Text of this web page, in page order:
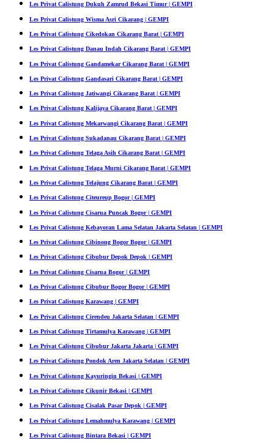
Les Privat Calistung Dukuh Zamrud Bekasi Timur | GEMPI
Les Privat Calistung Wisma Asri Cikarang | GEMPI
Les Privat Calistung Cikedokan Cikarang Barat | GEMPI
Les Privat Calistung Danau Indah Cikarang Barat | GEMPI
Les Privat Calistung Gandamekar Cikarang Barat | GEMPI
Les Privat Calistung Gandasari Cikarang Barat | GEMPI
Les Privat Calistung Jatiwangi Cikarang Barat | GEMPI
Les Privat Calistung Kalijaya Cikarang Barat | GEMPI
Les Privat Calistung Mekarwangi Cikarang Barat | GEMPI
Les Privat Calistung Sukadanau Cikarang Barat | GEMPI
Les Privat Calistung Telaga Asih Cikarang Barat | GEMPI
Les Privat Calistung Telaga Murni Cikarang Barat | GEMPI
Les Privat Calistung Telajung Cikarang Barat | GEMPI
Les Privat Calistung Citeureup Bogor | GEMPI
Les Privat Calistung Cisarua Puncak Bogor | GEMPI
Les Privat Calistung Kebayoran Lama Selatan Jakarta Selatan | GEMPI
Les Privat Calistung Cibinong Bogor Bogor | GEMPI
Les Privat Calistung Cibubur Depok Depok | GEMPI
Les Privat Calistung Cisarua Bogor | GEMPI
Les Privat Calistung Cibubur Bogor Bogor | GEMPI
Les Privat Calistung Karawang | GEMPI
Les Privat Calistung Cirendeu Jakarta Selatan | GEMPI
Les Privat Calistung Tirtamulya Karawang | GEMPI
Les Privat Calistung Cibubur Jakarta Jakarta | GEMPI
Les Privat Calistung Pondok Aren Jakarta Selatan | GEMPI
Les Privat Calistung Kayuringin Bekasi | GEMPI
Les Privat Calistung Cikunir Bekasi | GEMPI
Les Privat Calistung Cisalak Pasar Depok | GEMPI
Les Privat Calistung Lemahmulya Karawang | GEMPI
Les Privat Calistung Bintara Bekasi | GEMPI